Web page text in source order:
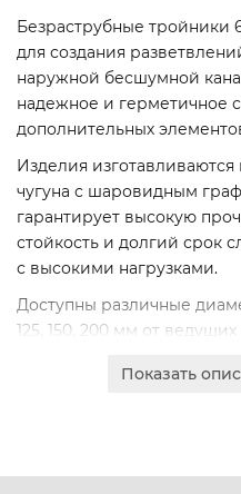
Безраструбные тройники
для создания
наружной бесшумной
надежное и герметичное
дополнительных
Изделия
чугуна с шаровидным
гарантирует высокую
стойкость и долгий срок
с высокими нагрузками.
Доступны различные
125, 150, 200 мм от
Показать